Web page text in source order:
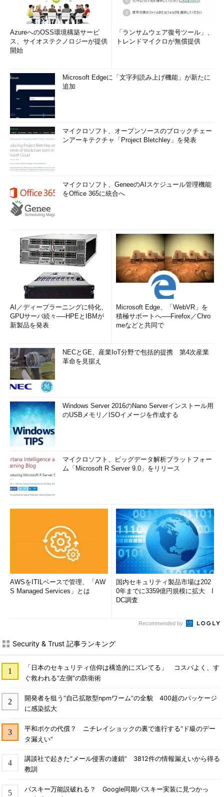
AzureへのOSS環境構築サービ
ス、サイオステクノロジーが提供
開始
「ランサムウェア復号ツール」、
トレンドマイクロが無償提供
Microsoft Edgeに「文字列読み上げ機能」が新たに
追加
マイクロソフト、オープンソースのブロックチェー
ンアーキテクチャ「Project Bletchley」を発表
マイクロソフト、GeneeのAIスケジュール管理機能
をOffice 365に統合へ
AI／ディープラーニングに特化、
GPUサーバ続々──HPEとIBMが
新製品を発表
Microsoft Edge、「WebVR」を
積極サポートへ──Firefox／Chro
meなどと共同で
NECとGE、産業IoT分野で包括的提携 第4次産業
革命を見据え
Windows Server 2016のNano Serverインストール用
のUSBメモリ／ISOイメージを作成する
マイクロソフト、ビッグデータ解析プラットフォー
ム「Microsoft R Server 9.0」をリリース
AWSをITILベースで管理、「AW
S Managed Services」とは
国内セキュリティ製品市場は202
0年までに3359億円規模に拡大 I
DC調査
Recommended by
Security & Trust 記事ランキング
「日本のセキュリティ信仰は構造的にズレてる」 コスパよく、す
ぐ救われる“左側”の防衛術
開発者を狙う“自己拡散型npmワーム”の全貌 400超のパッケージ
に感染拡大
平和ボケの代償？ ニチレイショックの裏で進行する“ド級のデー
タ漏えい”
講談社で起きた“メール侵害の連鎖” 3812件の情報漏えいから得る
教訓
パスキー万能説破れる？ Google同期パスキー実装に見つかっ